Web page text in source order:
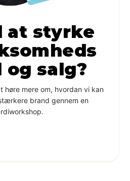
at styrke
og salg?
høre mere om, hvordan vi kan
brand gennem en